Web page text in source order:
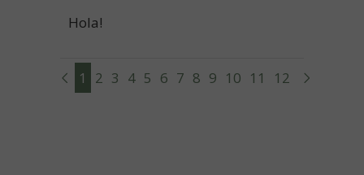
Hola!
1 2 3 4 5 6 7 8 9 10 11 12 13